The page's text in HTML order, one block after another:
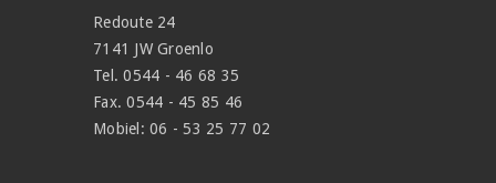
Redoute 24
7141 JW Groenlo
Tel. 0544 - 46 68 35
Fax. 0544 - 45 85 46
Mobiel: 06 - 53 25 77 02